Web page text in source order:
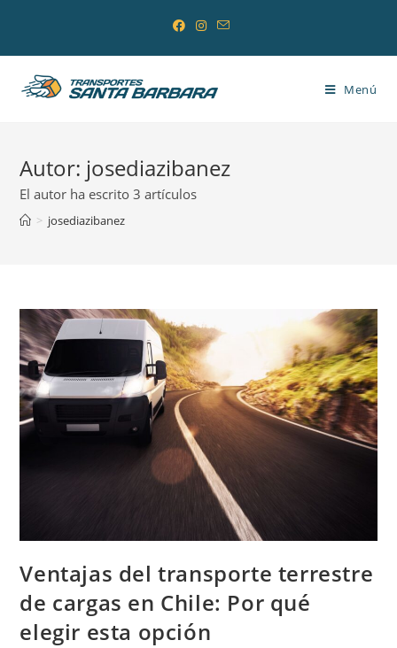
contenido
Menú
Autor: josediazibanez
El autor ha escrito 3 artículos
> josediazibanez
Ventajas del transporte terrestre
de cargas en Chile: Por qué
elegir esta opción